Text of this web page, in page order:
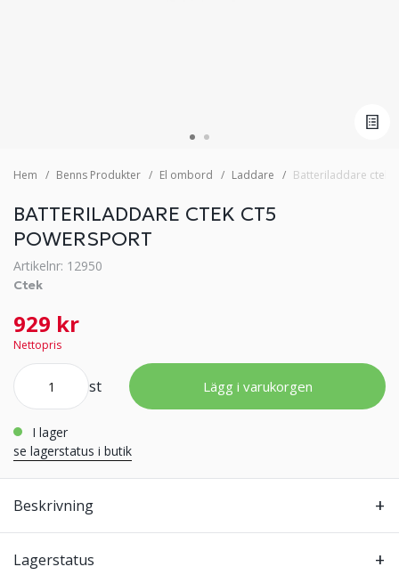
Hem Benns Produkter El ombord Laddare Batteriladdare ctek
BATTERILADDARE CTEK CT5
POWERSPORT
Artikelnr: 12950
Ctek
929 kr
Nettopris
st Lägg i varukorgen
i lager
se lagerstatus i butik
Beskrivning
Lagerstatus